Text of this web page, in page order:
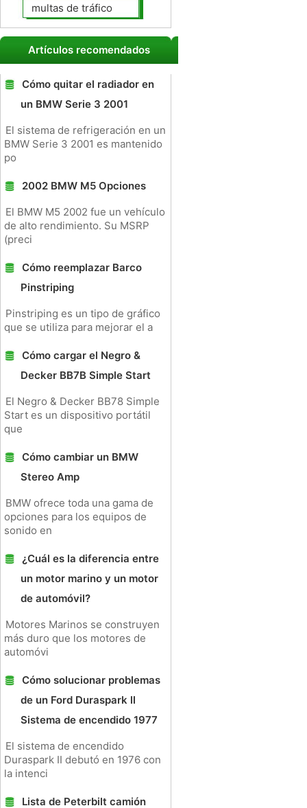
multas de tráfico
Artículos recomendados
Cómo quitar el radiador en
un BMW Serie 3 2001
El sistema de refrigeración en un
BMW Serie 3 2001 es mantenido
po
2002 BMW M5 Opciones
El BMW M5 2002 fue un vehículo
de alto rendimiento. Su MSRP
(preci
Cómo reemplazar Barco
Pinstriping
Pinstriping es un tipo de gráfico
que se utiliza para mejorar el a
Cómo cargar el Negro &
Decker BB7B Simple Start
El Negro & Decker BB78 Simple
Start es un dispositivo portátil
que
Cómo cambiar un BMW
Stereo Amp
BMW ofrece toda una gama de
opciones para los equipos de
sonido en
¿Cuál es la diferencia entre
un motor marino y un motor
de automóvil?
Motores Marinos se construyen
más duro que los motores de
automóvi
Cómo solucionar problemas
de un Ford Duraspark ll
Sistema de encendido 1977
El sistema de encendido
Duraspark II debutó en 1976 con
la intenci
Lista de Peterbilt camión